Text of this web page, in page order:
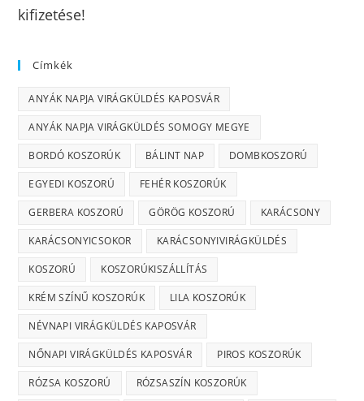
kifizetése!
Címkék
ANYÁK NAPJA VIRÁGKÜLDÉS KAPOSVÁR
ANYÁK NAPJA VIRÁGKÜLDÉS SOMOGY MEGYE
BORDÓ KOSZORÚK BÁLINT NAP DOMBKOSZORÚ
EGYEDI KOSZORÚ FEHÉR KOSZORÚK
GERBERA KOSZORÚ GÖRÖG KOSZORÚ KARÁCSONY
KARÁCSONYICSOKOR KARÁCSONYIVIRÁGKÜLDÉS
KOSZORÚ KOSZORÚKISZÁLLÍTÁS
KRÉM SZÍNŰ KOSZORÚK LILA KOSZORÚK
NÉVNAPI VIRÁGKÜLDÉS KAPOSVÁR
NŐNAPI VIRÁGKÜLDÉS KAPOSVÁR PIROS KOSZORÚK
RÓZSA KOSZORÚ RÓZSASZÍN KOSZORÚK